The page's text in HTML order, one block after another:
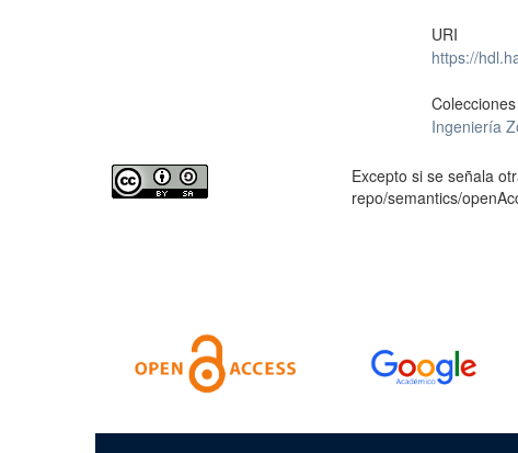
URI
https://
Colecciones
Ingeniería
Excepto si se señala
repo/semantics/